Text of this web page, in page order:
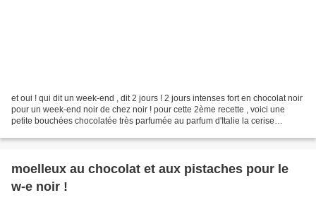
et oui ! qui dit un week-end , dit 2 jours ! 2 jours intenses fort en chocolat noir
pour un week-end noir de chez noir ! pour cette 2ème recette , voici une
petite bouchées chocolatée très parfumée au parfum d'Italie la cerise
moelleux au chocolat et aux pistaches pour le
w-e noir !